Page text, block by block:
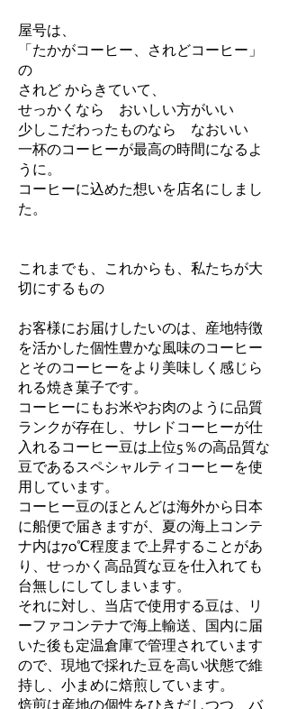
屋号は、
「たかがコーヒー、されどコーヒー」
の
されど からきていて、
せっかくなら おいしい方がいい
少しこだわったものなら なおいい
一杯のコーヒーが最高の時間になるよ
うに。
コーヒーに込めた想いを店名にしまし
た。
これまでも、これからも、私たちが大
切にするもの
お客様にお届けしたいのは、産地特徴
を活かした個性豊かな風味のコーヒー
とそのコーヒーをより美味しく感じら
れる焼き菓子です。
コーヒーにもお米やお肉のように品質
ランクが存在し、サレドコーヒーが仕
入れるコーヒー豆は上位5％の高品質な
豆であるスペシャルティコーヒーを使
用しています。
コーヒー豆のほとんどは海外から日本
に船便で届きますが、夏の海上コンテ
ナ内は70℃程度まで上昇することがあ
り、せっかく高品質な豆を仕入れても
台無しにしてしまいます。
それに対し、当店で使用する豆は、リ
ーファコンテナで海上輸送、国内に届
いた後も定温倉庫で管理されています
ので、現地で採れた豆を高い状態で維
持し、小まめに焙煎しています。
焙煎は産地の個性をひきだしつつ、バ